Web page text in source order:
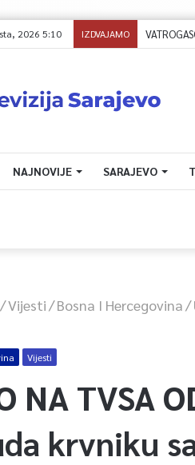
2026 5:10 IZDVAJAMO
NAJNOVIJE SARAJEVO
/Vijesti/Bosna I Hercegovina/
Vijesti
NA TVSA
krvniku